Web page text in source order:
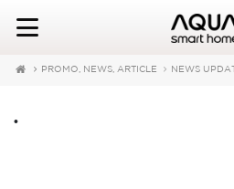
PROMO, NEWS, ARTICLE NEWS
•